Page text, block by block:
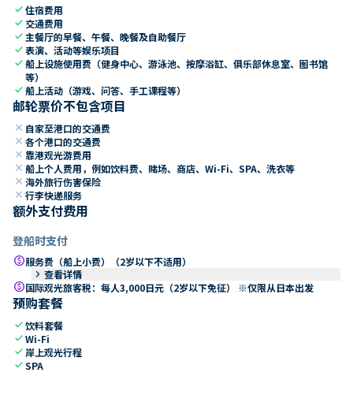
check住宿费用
check 交通费用
check 主餐厅的早餐、午餐、晚餐及自助餐厅
check表演、活动等娱乐项目
check船上设施使用费（健身中心、游泳池、按摩浴缸、俱乐部休息室、图书馆
等）
check船上活动（游戏、问答、手工课程等）
邮轮票价不包含项目
close 自家至港口的交通费
close 各个港口的交通费
close 靠港观光游费用
close 船上个人费用，例如饮料费、赌场、商店、Wi-Fi、SPA、洗衣等
close 海外旅行伤害保险
close 行李快递服务
额外支付费用
登船时支付
paid服务费（船上小费）（2岁以下不适用）
keyboard_arrow_right 查看详情
paid国际观光旅客税：每人3,000日元（2岁以下免征） ※仅限从日本出发
预购套餐
check饮料套餐
checkWi-Fi
check 岸上观光行程
checkSPA